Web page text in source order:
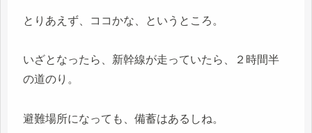
とりあえず、ココかな、というところ。
いざとなったら、新幹線が走っていたら、２時間半
の道のり。
避難場所になっても、備蓄はあるしね。